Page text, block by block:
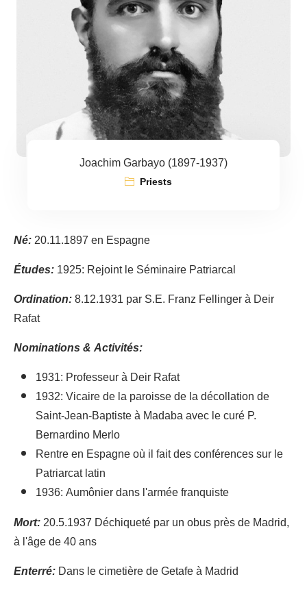
Joachim Garbayo (1897-1937)
Priests
Né:20.11.1897 en Espagne
Études:1925: Rejoint le Séminaire Patriarcal
Ordination:8.12.1931 par S.E. Franz Fellinger à Deir
Rafat
Nominations & Activités:
1931: Professeur à Deir Rafat
1932: Vicaire de la paroisse de la décollation de
Saint-Jean-Baptiste à Madaba avec le curé P.
Bernardino Merlo
Rentre en Espagne où il fait des conférences sur le
Patriarcat latin
1936: Aumônier dans l'armée franquiste
Mort:20.5.1937 Déchiqueté par un obus près de Madrid,
à l'âge de 40 ans
Enterré:Dans le cimetière de Getafe à Madrid